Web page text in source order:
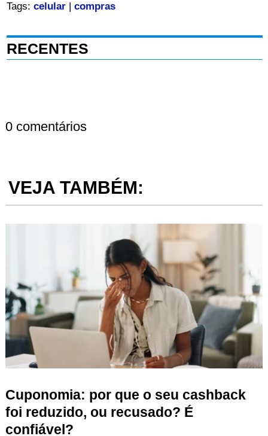
Tags: celular| compras
RECENTES
0 comentários
VEJA TAMBÉM:
Cuponomia: por que o seu cashback
foi reduzido, ou recusado? É
confiável?